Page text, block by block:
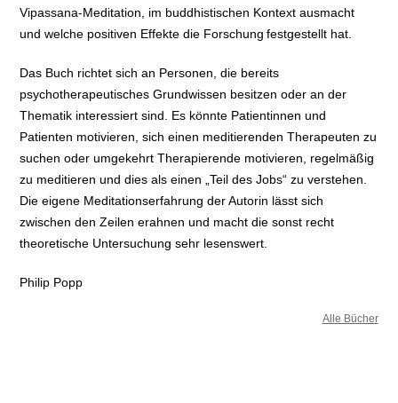
Vipassana-Meditation, im buddhistischen Kontext ausmacht
und welche positiven Effekte die Forschung festgestellt hat.
Das Buch richtet sich an Personen, die bereits
psychotherapeutisches Grundwissen besitzen oder an der
Thematik interessiert sind. Es könnte Patientinnen und
Patienten motivieren, sich einen meditierenden Therapeuten zu
suchen oder umgekehrt Therapierende motivieren, regelmäßig
zu meditieren und dies als einen „Teil des Jobs“ zu verstehen.
Die eigene Meditationserfahrung der Autorin lässt sich
zwischen den Zeilen erahnen und macht die sonst recht
theoretische Untersuchung sehr lesenswert.
Philip Popp
Alle Bücher